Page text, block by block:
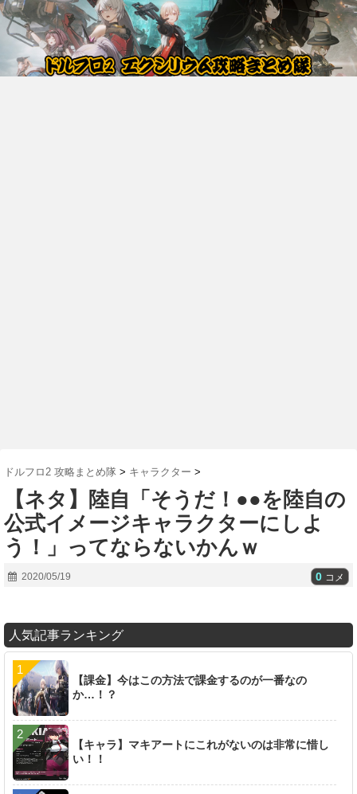
ドルフロ2 攻略まとめ隊 > キャラクター >
【ネタ】陸自「そうだ！●●を陸自の
公式イメージキャラクターにしよ
う！」ってならないかんｗ
2020/05/19 0 コメ
人気記事ランキング
【課金】今はこの方法で課金するのが一番なの
か…！？
【キャラ】マキアートにこれがないのは非常に惜し
い！！